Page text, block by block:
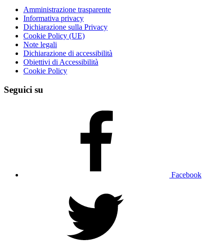
Amministrazione trasparente
Informativa privacy
Dichiarazione sulla Privacy
Cookie Policy (UE)
Note legali
Dichiarazione di accessibilità
Obiettivi di Accessibilità
Cookie Policy
Seguici su
Facebook